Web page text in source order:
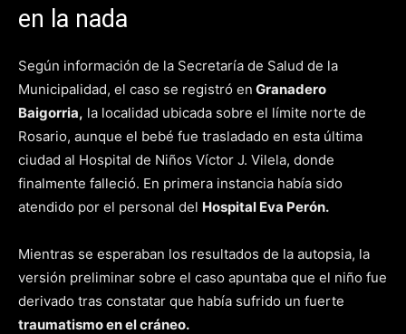
en la nada
Según información de la Secretaría de Salud de la
Municipalidad, el caso se registró en Granadero
Baigorria, la localidad ubicada sobre el límite norte de
Rosario, aunque el bebé fue trasladado en esta última
ciudad al Hospital de Niños Víctor J. Vilela, donde
finalmente falleció. En primera instancia había sido
atendido por el personal del Hospital Eva Perón.
Mientras se esperaban los resultados de la autopsia, la
versión preliminar sobre el caso apuntaba que el niño fue
derivado tras constatar que había sufrido un fuerte
traumatismo en el cráneo.